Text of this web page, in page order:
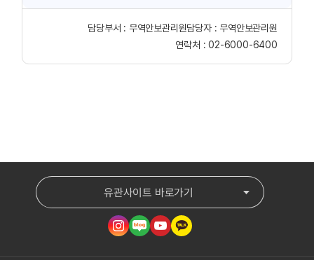
담당부서 : 무역안보관리원담당자 : 무역안보관리원
연락처 :02-6000-6400
유관사이트 바로가기